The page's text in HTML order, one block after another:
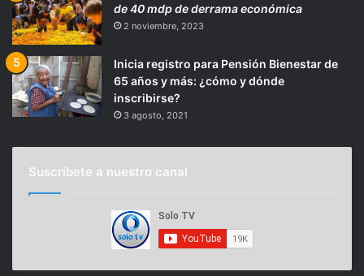
de 40 mdp de derrama económica
2 noviembre, 2023
Inicia registro para Pensión Bienestar de
65 años y más: ¿cómo y dónde
inscribirse?
3 agosto, 2021
Suscríbete a nuestro canal